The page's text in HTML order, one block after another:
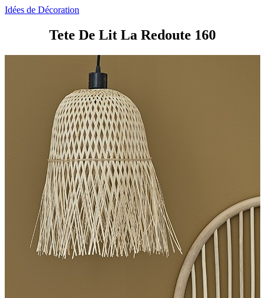
Idées de Décoration
Tete De Lit La Redoute 160